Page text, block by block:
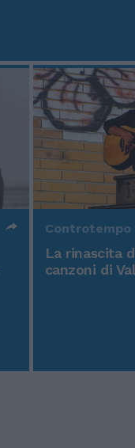
Controtempo
La rinascita
canzoni di